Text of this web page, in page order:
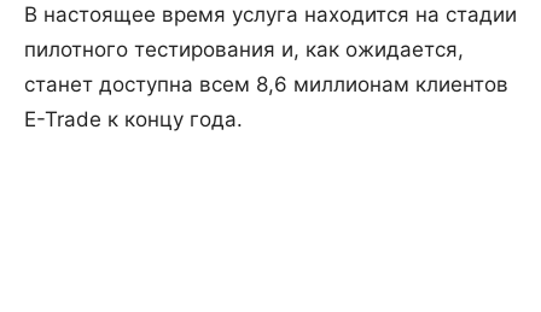
В настоящее время услуга находится на стадии
пилотного тестирования и, как ожидается,
станет доступна всем 8,6 миллионам клиентов
E-Trade к концу года.